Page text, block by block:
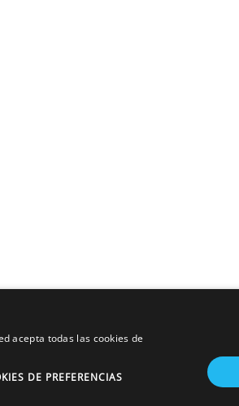
acepta todas las cookies de
DE PREFERENCIAS